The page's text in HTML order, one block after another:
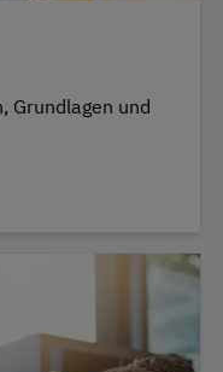
Grundlagen und